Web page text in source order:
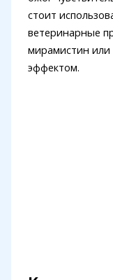
стоит
ветеринарные
мирамистин или
эффектом.